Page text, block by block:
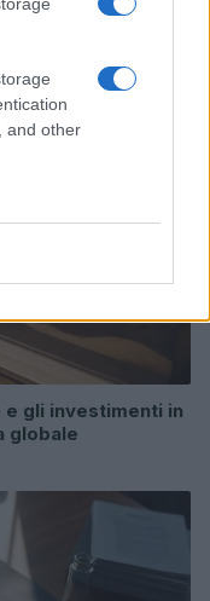
and other
gli investimenti in
globale